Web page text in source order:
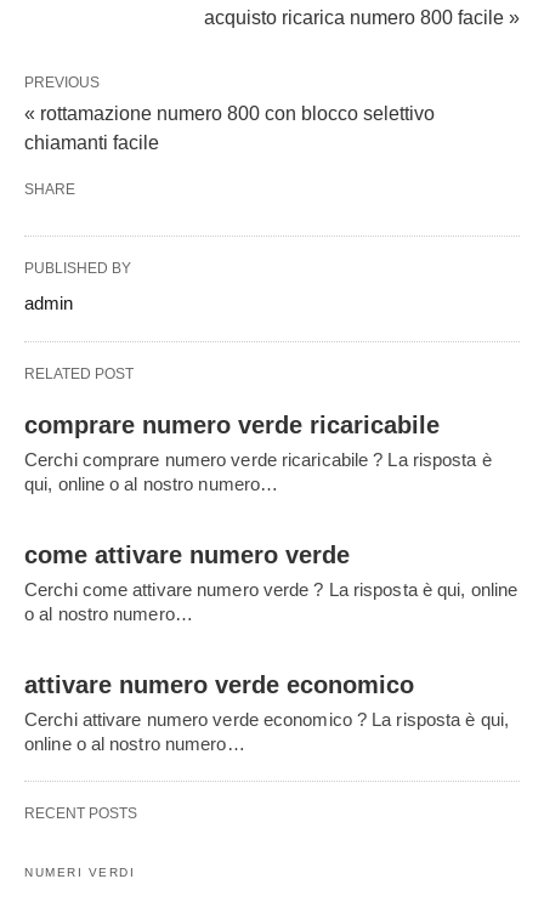
acquisto ricarica numero 800 facile »
PREVIOUS
« rottamazione numero 800 con blocco selettivo
chiamanti facile
SHARE
PUBLISHED BY
admin
RELATED POST
comprare numero verde ricaricabile
Cerchi comprare numero verde ricaricabile ? La risposta è
qui, online o al nostro numero…
come attivare numero verde
Cerchi come attivare numero verde ? La risposta è qui, online
o al nostro numero…
attivare numero verde economico
Cerchi attivare numero verde economico ? La risposta è qui,
online o al nostro numero…
RECENT POSTS
NUMERI VERDI